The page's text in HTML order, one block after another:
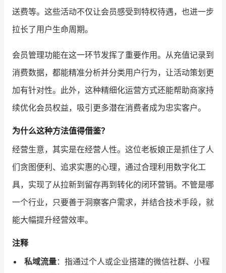
送费等。这些活动不仅让会员感受到特权待遇，也进一步
拉长了用户生命周期。
会员管理功能在这一环节发挥了重要作用。从充值记录到
消费数据，都能精准分析并分类用户行为，让活动策划更
加有针对性。此外，这种精细化运营方式还能帮助商家持
续优化会员权益，吸引更多潜在消费者成为忠实客户。
为什么这种方法值得借鉴？
经营生意，其实是在经营人性。这位老板娘正是抓住了人
们贪图便利、追求实惠的心理，通过合理利用数字化工
具，实现了从拉新到留存再到转化的闭环营销。不管是哪
一个行业，只要善于洞察客户需求，并结合技术手段，就
能大幅提升经营效率。
注释
私域流量：指通过个人或企业搭建的微信社群、小程